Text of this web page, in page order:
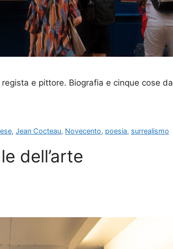
e pittore. Biografia e cinque cose da
,Jean Cocteau, Novecento, poesia, surrealismo
dell’arte